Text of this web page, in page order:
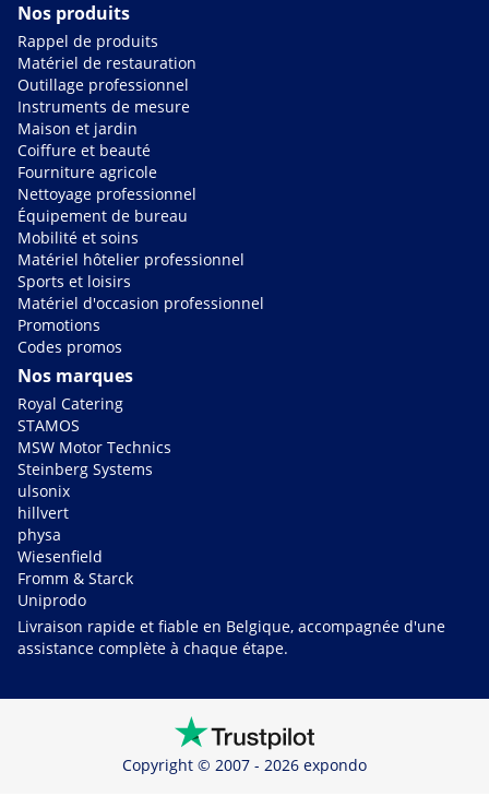
Nos produits
Rappel de produits
Matériel de restauration
Outillage professionnel
Instruments de mesure
Maison et jardin
Coiffure et beauté
Fourniture agricole
Nettoyage professionnel
Équipement de bureau
Mobilité et soins
Matériel hôtelier professionnel
Sports et loisirs
Matériel d'occasion professionnel
Promotions
Codes promos
Nos marques
Royal Catering
STAMOS
MSW Motor Technics
Steinberg Systems
ulsonix
hillvert
physa
Wiesenfield
Fromm & Starck
Uniprodo
Livraison rapide et fiable en Belgique, accompagnée d'une
assistance complète à chaque étape.
Copyright © 2007 - 2026 expondo